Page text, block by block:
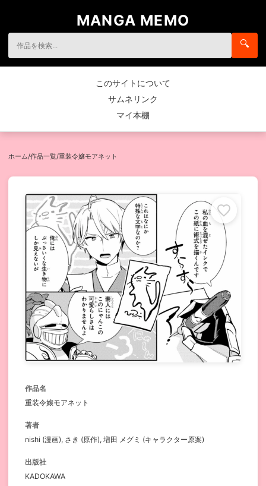
MANGA MEMO
🔍
このサイトについて
サムネリンク
マイ本棚
ホーム/作品一覧/重装令嬢モアネット
作品名
重装令嬢モアネット
著者
nishi (漫画), さき (原作), 増田 メグミ (キャラクター原案)
出版社
KADOKAWA